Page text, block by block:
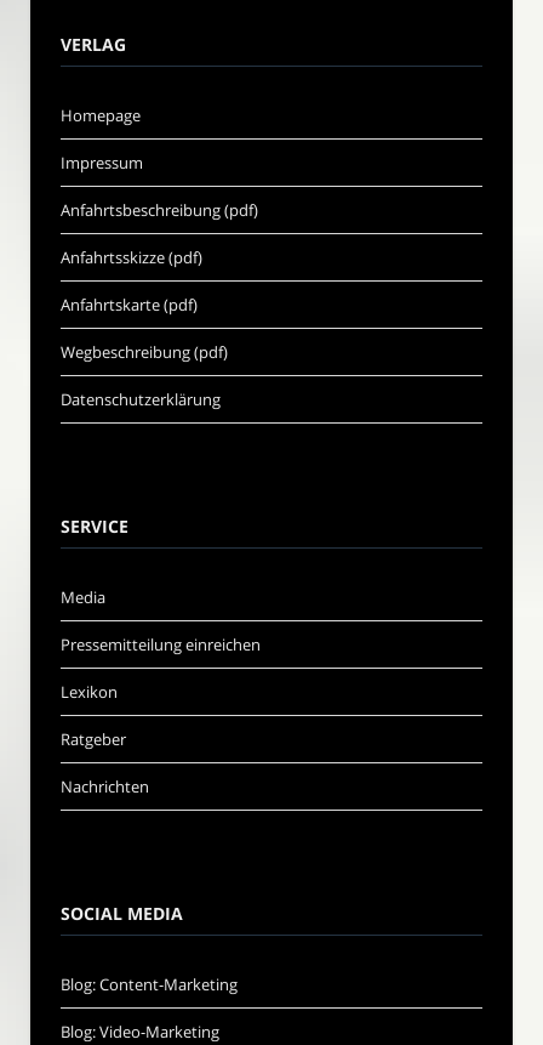
VERLAG
Homepage
Impressum
Anfahrtsbeschreibung (pdf)
Anfahrtsskizze (pdf)
Anfahrtskarte (pdf)
Wegbeschreibung (pdf)
Datenschutzerklärung
SERVICE
Media
Pressemitteilung einreichen
Lexikon
Ratgeber
Nachrichten
SOCIAL MEDIA
Blog: Content-Marketing
Blog: Video-Marketing